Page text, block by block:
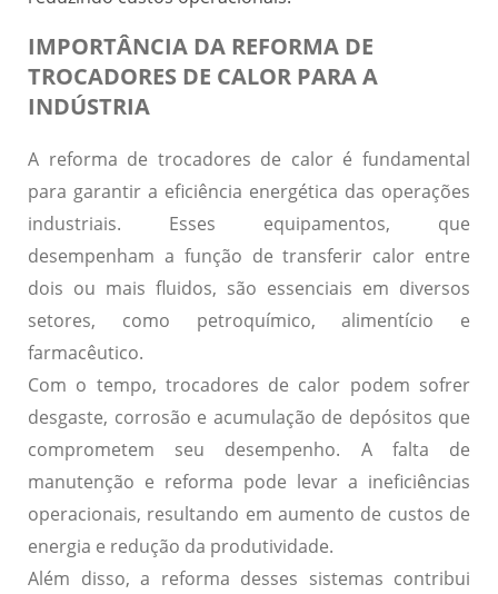
IMPORTÂNCIA DA REFORMA DE
TROCADORES DE CALOR PARA A
INDÚSTRIA
A reforma de trocadores de calor é fundamental
para garantir a eficiência energética das operações
industriais. Esses equipamentos, que
desempenham a função de transferir calor entre
dois ou mais fluidos, são essenciais em diversos
setores, como petroquímico, alimentício e
farmacêutico.
Com o tempo, trocadores de calor podem sofrer
desgaste, corrosão e acumulação de depósitos que
comprometem seu desempenho. A falta de
manutenção e reforma pode levar a ineficiências
operacionais, resultando em aumento de custos de
energia e redução da produtividade.
Além disso, a reforma desses sistemas contribui